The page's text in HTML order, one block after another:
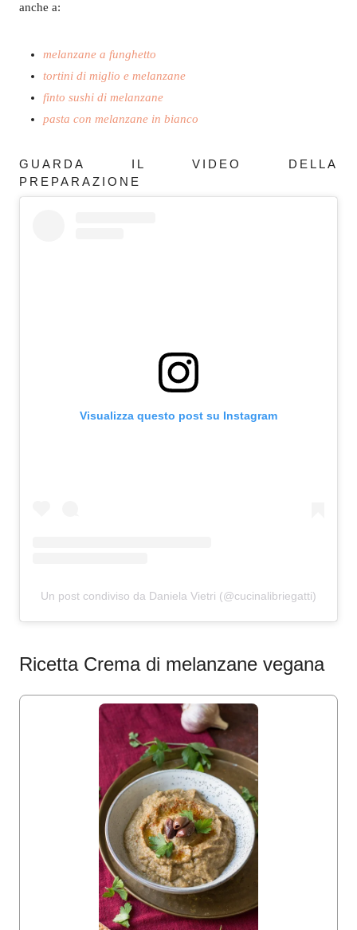
anche a:
melanzane a funghetto
tortini di miglio e melanzane
finto sushi di melanzane
pasta con melanzane in bianco
GUARDA IL VIDEO DELLA
PREPARAZIONE
Visualizza questo post su Instagram
Un post condiviso da Daniela Vietri (@cucinalibriegatti)
Ricetta Crema di melanzane vegana